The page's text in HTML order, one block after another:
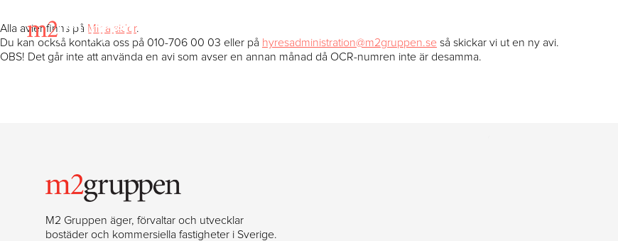
Alla avier finns på Mina sidor.
Du kan också kontakta oss på 010-706 00 03 eller på hyresadministration@m2gruppen.se så skickar vi ut en ny avi.
OBS! Det går inte att använda en avi som avser en annan månad då OCR-numren inte är desamma.
M2 Gruppen äger, förvaltar och utvecklar
bostäder och kommersiella fastigheter i Sverige.